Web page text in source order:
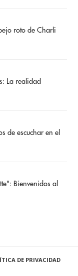
roto de Charli
La realidad
de escuchar en el
Bienvenidos al
DE PRIVACIDAD